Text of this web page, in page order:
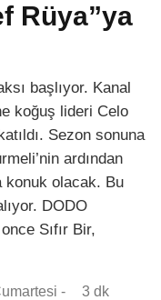
Rüya”ya
başlıyor. Kanal
koğuş lideri Celo
Sezon sonuna
ardından
konuk olacak. Bu
DODO
Sıfır Bir,
-
3 dk